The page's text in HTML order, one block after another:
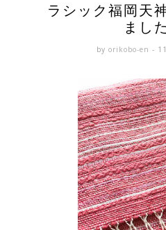
ラシック福岡天
まし
by orikobo-en -